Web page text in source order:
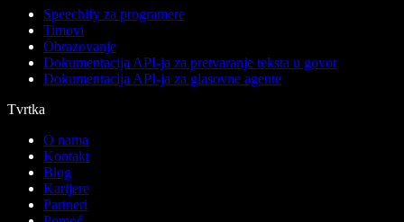
Speechify za programere
Timovi
Obrazovanje
Dokumentacija API-ja za pretvaranje teksta u govor
Dokumentacija API-ja za glasovne agente
Tvrtka
O nama
Kontakt
Blog
Karijere
Partneri